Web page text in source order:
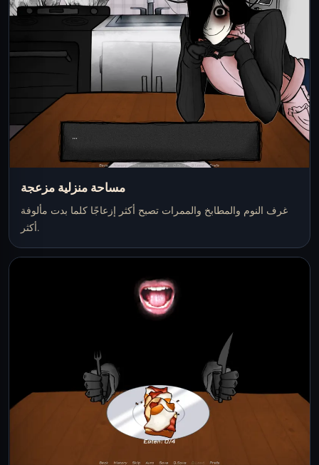
مساحة منزلية مزعجة
غرف النوم والمطابخ والممرات تصبح أكثر إزعاجًا كلما بدت مألوفة
أكثر.